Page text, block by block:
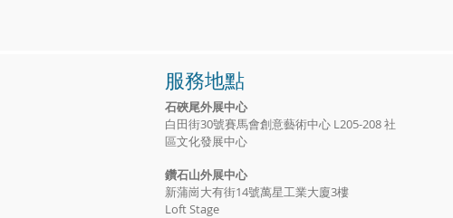
服務地點
石硤尾外展中心
白田街30號賽馬會創意藝術中心 L205-208 社
區文化發展中心
鑽石山外展中心
新蒲崗大有街14號萬星工業大廈3樓
Loft Stage